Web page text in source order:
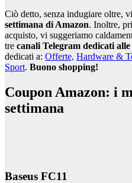
Ciò detto, senza indugiare oltre,
settimana di Amazon. Inoltre,
acquisto, vi suggeriamo
tre canali Telegram dedicati
dedicati a: Offerte, Hardware &
Sport. Buono shopping!
Coupon Amazon: i
settimana
Baseus FC11